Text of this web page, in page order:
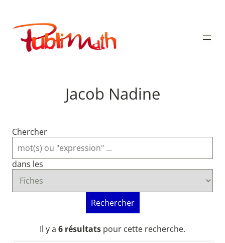
contenu
Publimath
Jacob Nadine
Chercher
dans les
Rechercher
Il y a 6 résultats pour cette recherche.